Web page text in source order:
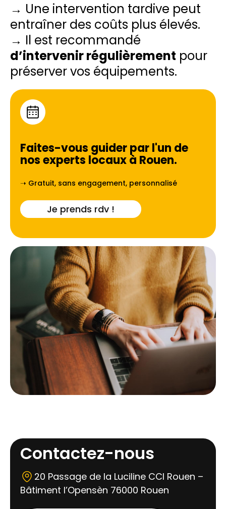
→ Une intervention tardive peut
entraîner des coûts plus élevés.
→ Il est recommandé
d’intervenir régulièrement pour
préserver vos équipements.
Faites-vous guider par l'un de
nos experts locaux à Rouen.
➝ Gratuit, sans engagement, personnalisé
Je prends rdv !
Contactez-nous
20 Passage de la Luciline CCI Rouen –
Bâtiment l’Opensèn 76000 Rouen